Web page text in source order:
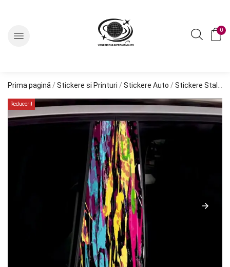
0
Prima pagină / Stickere si Printuri / Stickere Auto / Stickere Stalp Usa
Reduceri!